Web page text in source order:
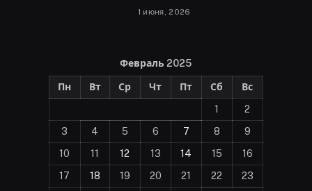
1 июня, 2026
Февраль 2025
Пн Вт Ср Чт Пт Сб
Вс
1
2
3
4 5 6 7 8
9
10
11 12 13 14 15
16
17
18 19 20 21 22 23